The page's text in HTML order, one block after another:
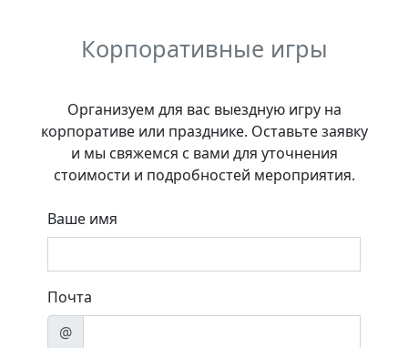
Корпоративные игры
Организуем для вас выездную игру на
корпоративе или празднике. Оставьте заявку
и мы свяжемся с вами для уточнения
стоимости и подробностей мероприятия.
Ваше имя
Почта
@